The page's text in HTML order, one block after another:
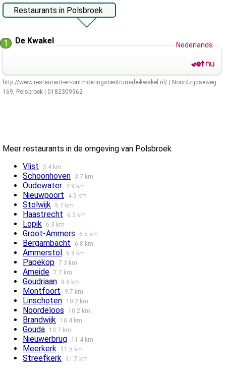
Restaurants in Polsbroek
1 De Kwakel Nederlands
http://www.restaurant-en-ontmoetingscentrum-de-kwakel.nl/
Noordzijdseweg
169, Polsbroek 0182309962
Meer restaurants in de omgeving van Polsbroek
Vlist
2.4 km
Schoonhoven 3.7 km
Oudewater 4.9 km
Nieuwpoort 4.9 km
Stolwijk 5.7 km
Haastrecht 6.2 km
Lopik 6.3 km
Groot-Ammers 6.5 km
Bergambacht 6.8 km
Ammerstol 6.8 km
Papekop 7.3 km
Ameide 7.7 km
Goudriaan 8.8 km
Montfoort 9.7 km
Linschoten 10.2 km
Noordeloos 10.2 km
Brandwijk 10.4 km
Gouda 10.7 km
Nieuwerbrug 11.4 km
Meerkerk 11.5 km
Streefkerk 11.7 km